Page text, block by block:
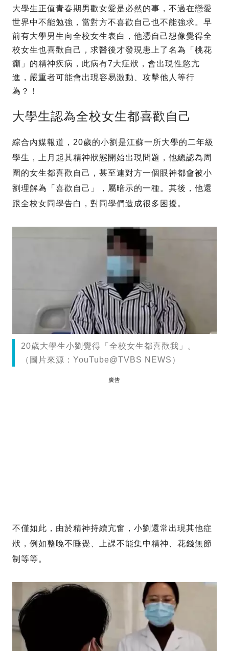
大學生正值青春期男歡女愛是必然的事，不過在戀愛
世界中不能勉強，當對方不喜歡自己也不能強求。早
前有大學男生向全校女生表白，他憑自己想像覺得全
校女生也喜歡自己，求醫後才發現患上了名為「桃花
癲」的精神疾病，此病有7大症狀，會出現性慾亢
進，嚴重者可能會出現容易激動、攻擊他人等行
為？！
大學生認為全校女生都喜歡自己
綜合內媒報道，20歲的小劉是江蘇一所大學的二年級
學生，上月起其精神狀態開始出現問題，他總認為周
圍的女生都喜歡自己，甚至連對方一個眼神都會被小
劉理解為「喜歡自己」，屬暗示的一種。其後，他還
跟全校女同學告白，對同學們造成很多困擾。
20歲大學生小劉覺得「全校女生都喜歡我」。
（圖片來源：YouTube@TVBS NEWS）
廣告
不僅如此，由於精神持續亢奮，小劉還常出現其他症
狀，例如整晚不睡覺、上課不能集中精神、花錢無節
制等等。